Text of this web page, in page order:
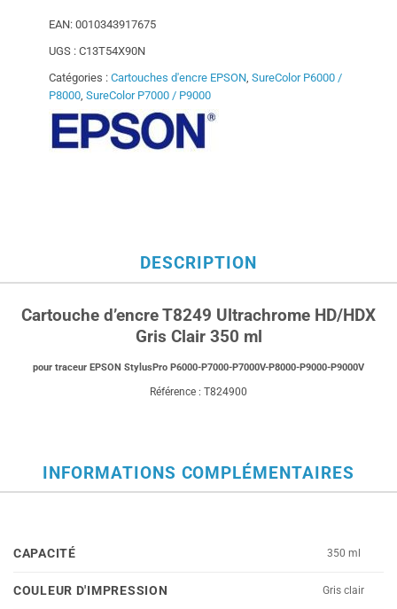
EAN: 0010343917675
UGS : C13T54X90N
Catégories : Cartouches d'encre EPSON SureColor P6000 /
P8000 SureColor P7000 / P9000
DESCRIPTION
Cartouche d’encre T8249 Ultrachrome HD/HDX
Gris Clair 350 ml
pour traceur EPSON StylusPro P6000-P7000-P7000V-P8000-P9000-P9000V
Référence : T824900
INFORMATIONS COMPLÉMENTAIRES
CAPACITÉ 350 ml
COULEUR D'IMPRESSION Gris clair